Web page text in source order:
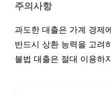
주의사항
과도한 대출은 가계 경제
반드시 상환 능력을 고려
불법 대출은 절대 이용하